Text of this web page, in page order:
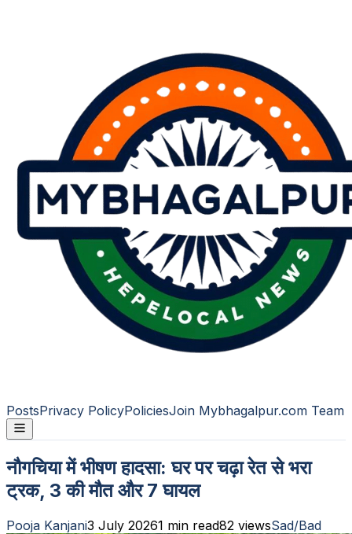
PostsPrivacy PolicyPoliciesJoin Mybhagalpur.com Team
नौगचिया में भीषण हादसा: घर पर चढ़ा रेत से भरा
ट्रक, 3 की मौत और 7 घायल
Pooja Kanjani3 July 20261 min read82 viewsSad/Bad